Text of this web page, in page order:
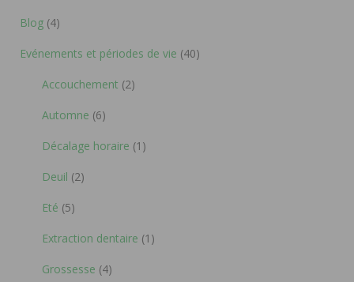
Blog (4)
Evénements et périodes de vie (40)
Accouchement (2)
Automne (6)
Décalage horaire (1)
Deuil (2)
Eté (5)
Extraction dentaire (1)
Grossesse (4)